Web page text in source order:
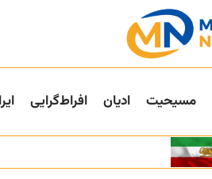
مسیحیت ادیان افراط‌گرایی